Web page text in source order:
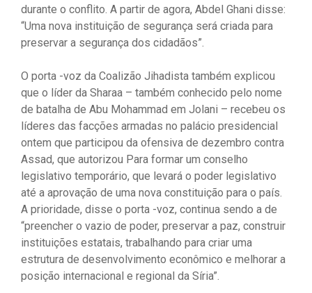
durante o conflito. A partir de agora, Abdel Ghani disse:
“Uma nova instituição de segurança será criada para
preservar a segurança dos cidadãos”.
O porta -voz da Coalizão Jihadista também explicou
que o líder da Sharaa – também conhecido pelo nome
de batalha de Abu Mohammad em Jolani – recebeu os
líderes das facções armadas no palácio presidencial
ontem que participou da ofensiva de dezembro contra
Assad, que autorizou Para formar um conselho
legislativo temporário, que levará o poder legislativo
até a aprovação de uma nova constituição para o país.
A prioridade, disse o porta -voz, continua sendo a de
“preencher o vazio de poder, preservar a paz, construir
instituições estatais, trabalhando para criar uma
estrutura de desenvolvimento econômico e melhorar a
posição internacional e regional da Síria”.